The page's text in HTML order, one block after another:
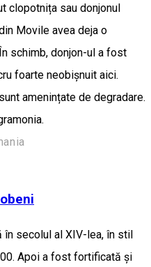
clopotnița sau donjonul
Movile avea deja o
schimb, donjon-ul a fost
foarte neobișnuit aici.
amenințate de degradare.
secolul al XIV-lea, în stil
Apoi a fost fortificată și